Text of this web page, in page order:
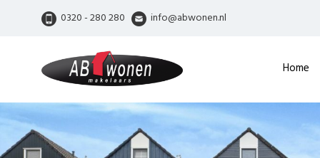
0320 - 280 280 info@abwonen.nl
Home